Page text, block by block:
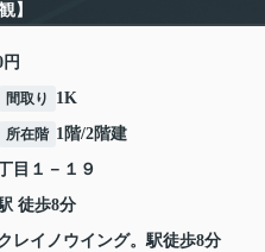
】
間取り 1K
所在階 1階/2階建
目１－１９
徒歩8分
レイノウイング。駅徒歩8分